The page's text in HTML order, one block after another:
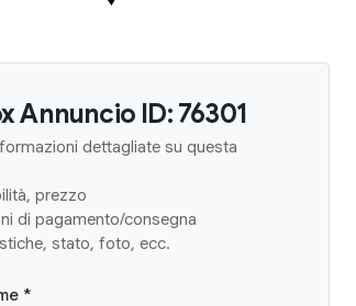
Annuncio ID: 76301
dettagliate su questa
prezzo
di pagamento/consegna
stato, foto, ecc.
*